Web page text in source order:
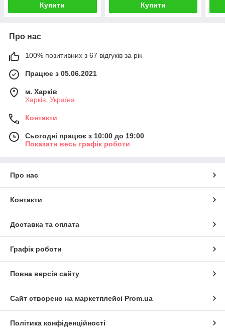
Купити Купити
Про нас
100% позитивних з 67 відгуків за рік
Працює з 05.06.2021
м. Харків
Харків, Україна
Контакти
Сьогодні працює з 10:00 до 19:00
Показати весь графік роботи
Про нас
Контакти
Доставка та оплата
Графік роботи
Повна версія сайту
Сайт створено на маркетплейсі Prom.ua
Політика конфіденційності